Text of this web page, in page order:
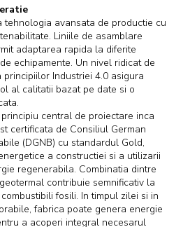
tehnologia avansata de productie cu
Liniile de asamblare
adaptarea rapida la diferite
echipamente. Un nivel ridicat de
Industriei 4.0 asigura
al calitatii bazat pe date si o
central de proiectare inca
certificata de Consiliul German
(DGNB) cu standardul Gold,
a constructiei si a utilizarii
regenerabila. Combinatia dintre
contribuie semnificativ la
fosili. In timpul zilei si in
fabrica poate genera energie
a acoperi integral necesarul